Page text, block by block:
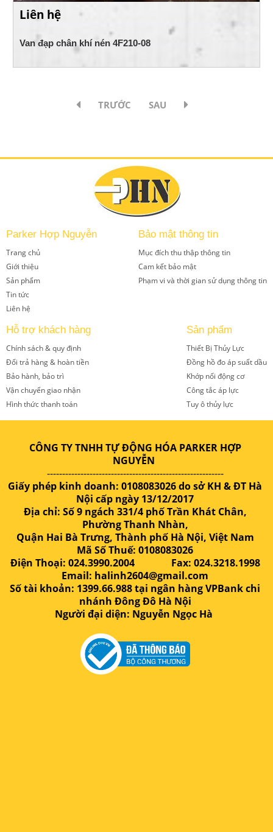
Liên hệ
Van đạp chân khí nén 4F210-08
TRƯỚC SAU
Parker Hợp Nguyễn
Trang chủ
Giới thiệu
Sản phẩm
Tin tức
Liên hệ
Bảo mật thông tin
Mục đích thu thập thông tin
Cam kết bảo mật
Phạm vi và thời gian sử dụng thông tin
Hỗ trợ khách hàng
Chính sách & quy định
Đổi trả hàng & hoàn tiền
Bảo hành, bảo trì
Vận chuyển giao nhận
Hình thức thanh toán
Sản phẩm
Thiết Bị Thủy Lực
Đồng hồ đo áp suất dầu
Khớp nối động cơ
Công tắc áp lực
Tuy ô thủy lực
CÔNG TY TNHH TỰ ĐỘNG HÓA PARKER HỢP
NGUYỄN
----------------------------------------------------------
Giấy phép kinh doanh: 0108083026 do sở KH & ĐT Hà
Nội cấp ngày 13/12/2017
Địa chỉ: Số 9 ngách 331/4 phố Trần Khát Chân,
Phường Thanh Nhàn,
Quận Hai Bà Trưng, Thành phố Hà Nội, Việt Nam
Mã Số Thuế: 0108083026
Điện Thoại: 024.3990.2004 Fax: 024.3218.1998
Email: halinh2604@gmail.com
Số tài khoản: 1399.66.988 tại ngân hàng VPBank chi
nhánh Đông Đô Hà Nội
Người đại diện: Nguyễn Ngọc Hà